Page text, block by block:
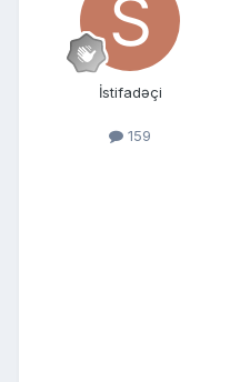
İstifadəçi
159